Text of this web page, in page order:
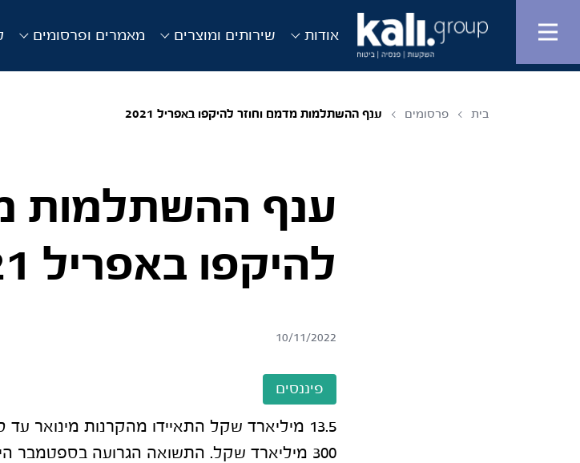
אודות שירותים ומוצרים מאמרים ופרסומים
בית פרסומים ענף ההשתלמות מדמם וחוזר להיקפו באפריל 2021
ענף ההשתלמות
להיקפו באפריל 2021
10/11/2022
פיננסים
13.5 מיליארד שקל התאיידו מהקרנות מינואר